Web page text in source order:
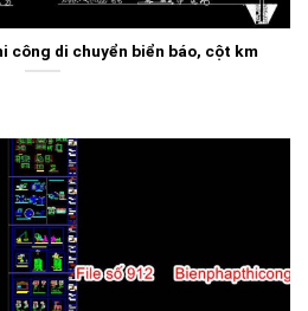
công di chuyển biển báo, cột km